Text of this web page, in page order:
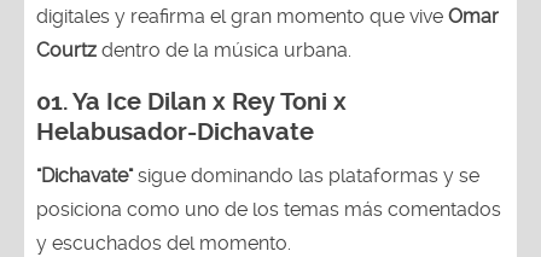
digitales y reafirma el gran momento que vive Omar
Courtz dentro de la música urbana.
01.Ya Ice Dilan x Rey Toni x
Helabusador-Dichavate
"Dichavate"sigue dominando las plataformas y se
posiciona como uno de los temas más comentados
y escuchados del momento.